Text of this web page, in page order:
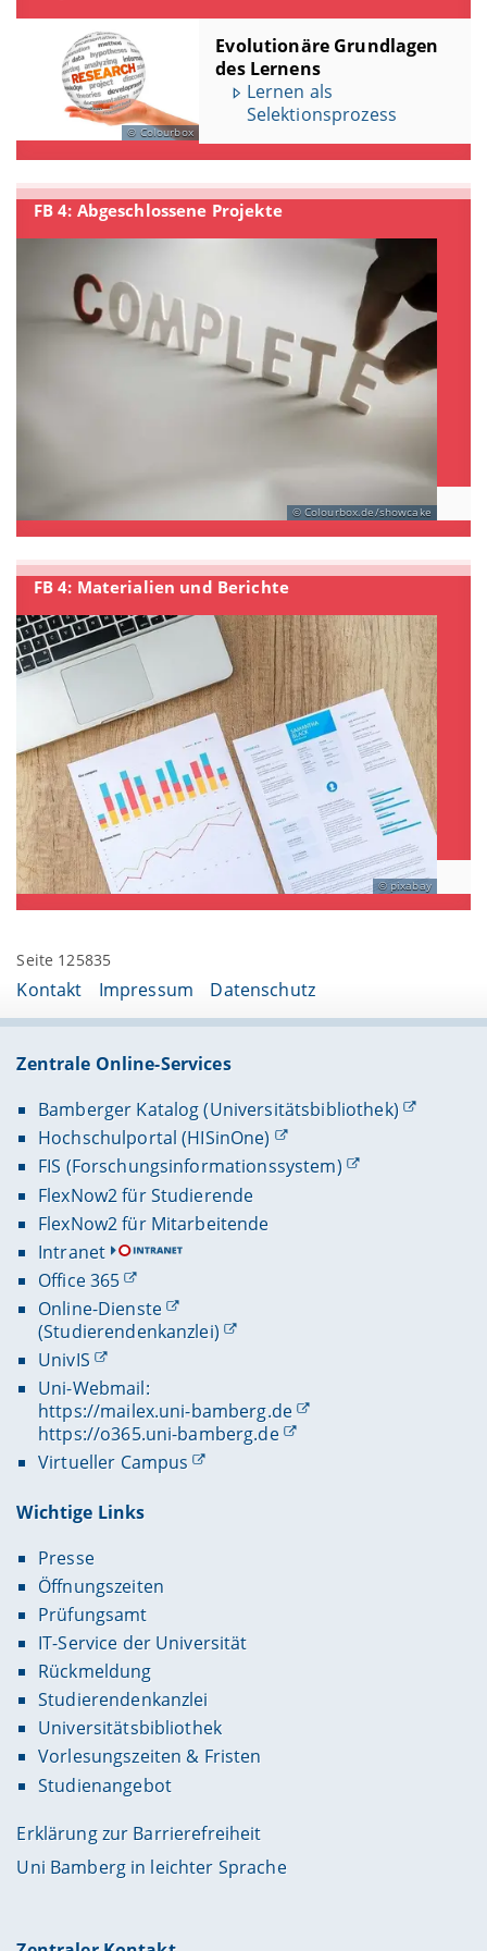
Colourbox
Evolutionäre Grundlagen
des Lernens
Lernen als
Selektionsprozess
FB 4: Abgeschlossene Projekte
Colourbox.de/showcake
FB 4: Materialien und Berichte
pixabay
Seite 125835
Kontakt Impressum Datenschutz
Zentrale Online-Services
Bamberger Katalog (Universitätsbibliothek)
Hochschulportal (HISinOne)
FIS (Forschungsinformationssystem)
FlexNow2 für Studierende
FlexNow2 für Mitarbeitende
Intranet
Office 365
Online-Dienste
(Studierendenkanzlei)
UnivIS
Uni-Webmail:
https://mailex.uni-bamberg.de
https://o365.uni-bamberg.de
Virtueller Campus
Wichtige Links
Presse
Öffnungszeiten
Prüfungsamt
IT-Service der Universität
Rückmeldung
Studierendenkanzlei
Universitätsbibliothek
Vorlesungszeiten & Fristen
Studienangebot
Erklärung zur Barrierefreiheit
Uni Bamberg in leichter Sprache